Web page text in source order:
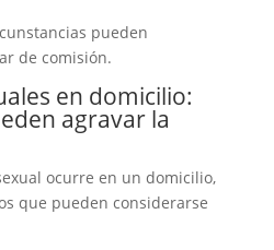
pueden
de comisión.
en domicilio:
agravar la
ocurre en un domicilio,
que pueden considerarse